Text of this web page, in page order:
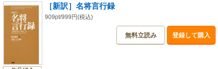
［新訳］名将言行録
909pt/999円(税込)
無料立読み 登録して購入